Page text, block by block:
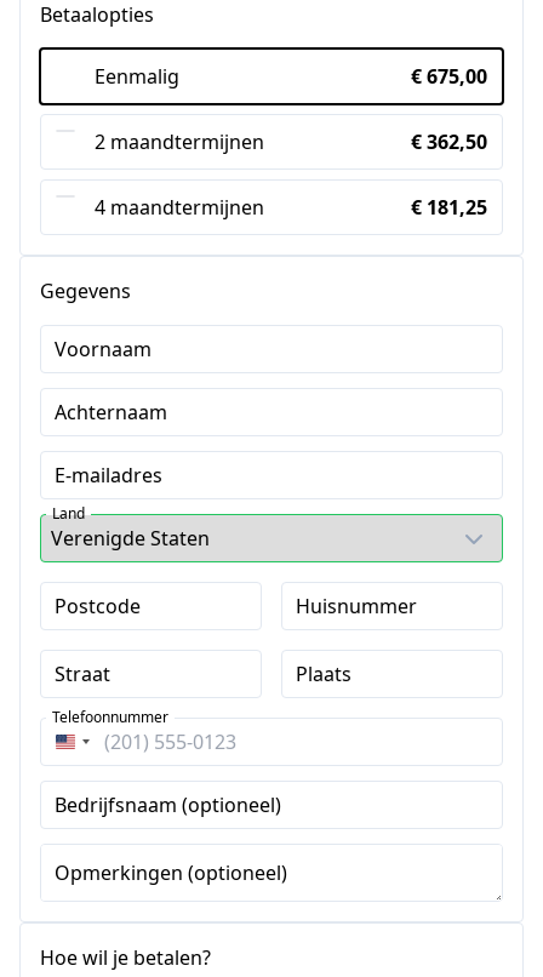
Betaalopties
Eenmalig € 675,00
2 maandtermijnen € 362,50
4 maandtermijnen € 181,25
Gegevens
Voornaam
Achternaam
E-mailadres
Land
Postcode Huisnummer
Straat Plaats
Verenigde
Staten
+1
Telefoonnummer
Bedrijfsnaam (optioneel)
Opmerkingen (optioneel)
Hoe wil je betalen?